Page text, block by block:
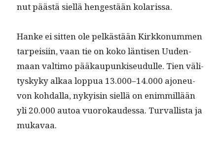
nut päästä siel­lä hengestään kolarissa.
Han­ke ei sit­ten ole pelkästään Kirkkon­um­men
tarpeisi­in, vaan tie on koko län­tisen Uuden­
maan val­ti­mo pääkaupunkiseudulle. Tien väl­i­
tyskyky alkaa lop­pua 13.000–14.000 ajoneu­
von kohdal­la, nyky­isin siel­lä on enim­mil­lään
yli 20.000 autoa vuorokaudessa. Tur­val­lista ja
mukavaa.